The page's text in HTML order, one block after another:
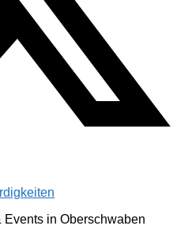
in Oberschwaben